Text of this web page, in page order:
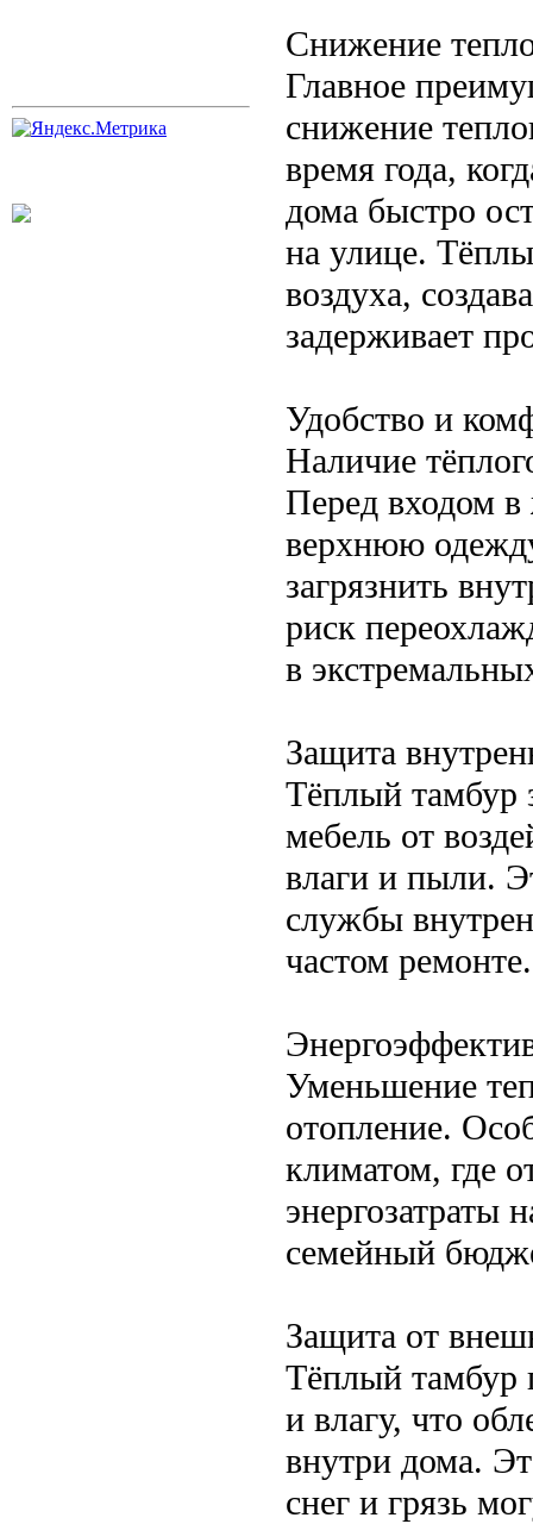
Снижение
Главное
снижение
время года,
дома быстро
на улице.
воздуха,
задерживает
Удобство и
Наличие
Перед входом
верхнюю
загрязнить
риск
в
Защита
Тёплый тамбур
мебель от
влаги и пыли.
службы
частом ремонте.
Уменьшение
отопление.
климатом, где
энергозатраты
семейный
Защита от
Тёплый тамбур
и влагу, что
внутри дома.
снег и грязь